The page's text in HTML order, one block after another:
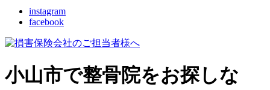
instagram
facebook
小山市で整骨院をお探しな